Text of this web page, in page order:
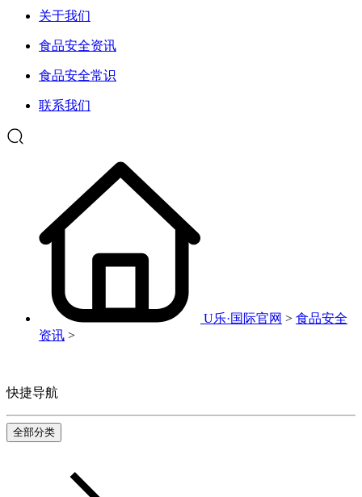
关于我们
食品安全资讯
食品安全常识
联系我们
U乐·国际官网 > 食品安全
资讯 >
快捷导航
全部分类